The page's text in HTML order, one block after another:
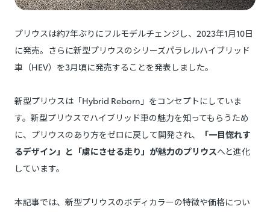
プリウスは約7年ぶりにフルモデルチェンジし、2023年1月10日
に発売。さらに新型プリウスのシリーズパラレルハイブリッド
車（HEV）を3月頃に発売することを発表しました。
新型プリウスは「Hybrid Reborn」をコンセプトにしていま
す。新型プリウスでハイブリッド車の魅力を知ってもらうため
に、プリウスのあり方をゼロに戻して開発され、
「一目惚れす
るデザイン」と「虜にさせる走り」が魅力のプリウスへと進化
しています。
本記事では、新型プリウスのボディカラーの特徴や価格につい